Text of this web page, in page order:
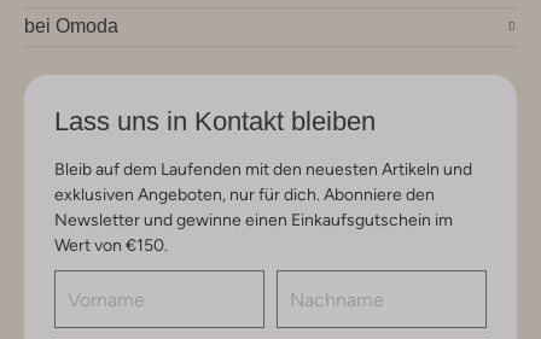
bei Omoda
Lass uns in Kontakt bleiben
Bleib auf dem Laufenden mit den neuesten Artikeln und
exklusiven Angeboten, nur für dich. Abonniere den
Newsletter und gewinne einen Einkaufsgutschein im
Wert von €150.